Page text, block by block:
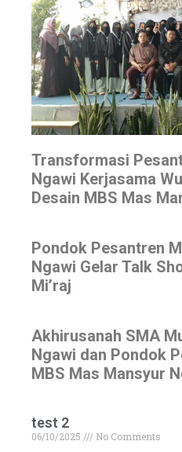
Transformasi
Ngawi Kerjasama
Desain MBS Mas
Pondok Pesantren
Ngawi Gelar Talk
Mi’raj
Akhirusanah SMA
Ngawi dan Pondok
MBS Mas Mansyur
test 2
06/10/2025 No Comments